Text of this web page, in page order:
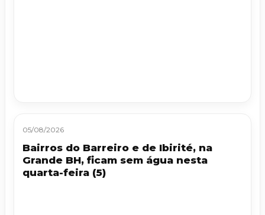
05/08/2026
Bairros do Barreiro e de Ibirité, na
Grande BH, ficam sem água nesta
quarta-feira (5)